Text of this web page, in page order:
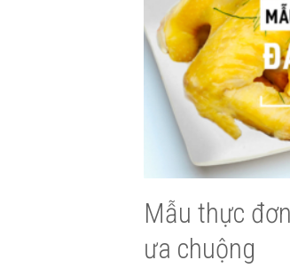
Mẫu thực
ưa chuộng